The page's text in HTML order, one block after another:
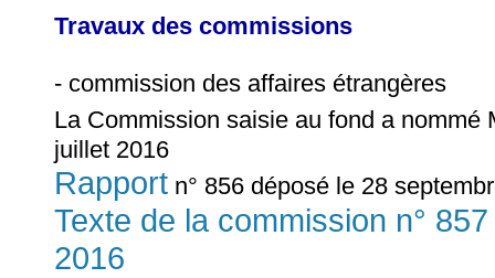
Travaux des commissions
- commission des affaires étrangères
La Commission saisie au fond a nommé
juillet 2016
Rapport n° 856 déposé le 28
Texte de la commission n°
2016